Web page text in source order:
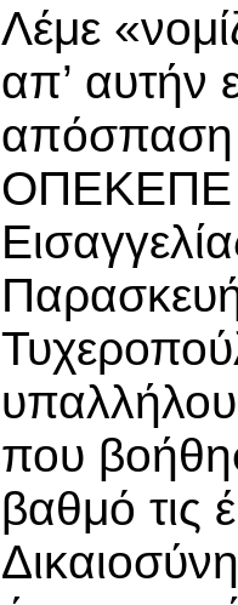
Λέμε
απ’ αυτήν
απόσπαση
ΟΠΕΚΕΠΕ
που
βαθμό τις